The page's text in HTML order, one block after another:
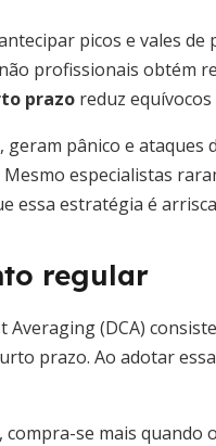
picos e vales de
profissionais obtém
prazo reduz
pânico e ataques
especialistas
essa estratégia é
regular
Averaging (DCA)
prazo. Ao adotar
se mais quando